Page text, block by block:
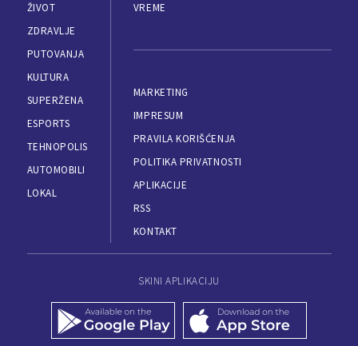
ŽIVOT
ZDRAVLJE
PUTOVANJA
KULTURA
SUPERŽENA
ESPORTS
TEHNOPOLIS
AUTOMOBILI
LOKAL
VREME
MARKETING
IMPRESUM
PRAVILA KORIŠĆENJA
POLITIKA PRIVATNOSTI
APLIKACIJE
RSS
KONTAKT
SKINI APLIKACIJU